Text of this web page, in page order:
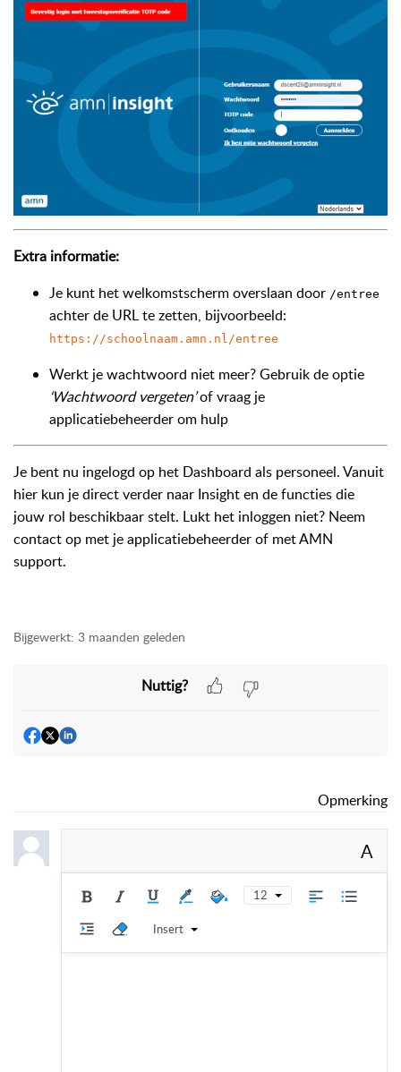
Extra informatie:
Je kunt het welkomstscherm overslaan door /entree
achter de URL te zetten, bijvoorbeeld:
https://schoolnaam.amn.nl/entree
Werkt je wachtwoord niet meer? Gebruik de optie
‘Wachtwoord vergeten’of vraag je
applicatiebeheerder om hulp
Je bent nu ingelogd op het Dashboard als personeel. Vanuit
hier kun je direct verder naar Insight en de functies die
jouw rol beschikbaar stelt. Lukt het inloggen niet? Neem
contact op met je applicatiebeheerder of met AMN
support.
Bijgewerkt: 3 maanden geleden
Nuttig?
Opmerking
A
12
Insert